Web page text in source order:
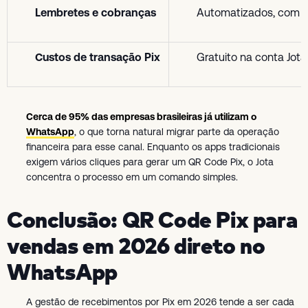
Lembretes e cobranças Automatizados, com
Custos de transação Pix Gratuito na conta Jota
Cerca de 95% das empresas brasileiras já utilizam o
WhatsApp, o que torna natural migrar parte da operação
financeira para esse canal. Enquanto os apps tradicionais
exigem vários cliques para gerar um QR Code Pix, o Jota
concentra o processo em um comando simples.
Conclusão: QR Code Pix para
vendas em 2026 direto no
WhatsApp
A gestão de recebimentos por Pix em 2026 tende a ser cada